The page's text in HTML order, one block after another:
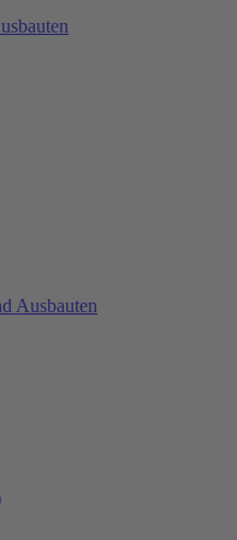
Ausbauten